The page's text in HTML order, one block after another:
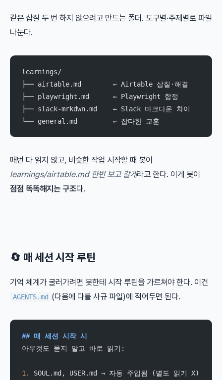
같은 삽질 두 번 하지 않으려고 만드는 폴더. 도구별·주제별로 파일
나눈다.
learnings/
├── airtable.md        ← Airtable 삽질·해결
├── playwright.md      ← Playwright 함정
├── slack-mrkdwn.md    ← Slack 마크다운 차이
└── general.md         ← 잡다한 교훈
매번 다 읽지 않고, 비슷한 작업 시작할 때 봇이
learnings/airtable.md 한번 보고 갈게라고 한다. 이게 봇이
점점 똑똑해지는 구조다.
🔄 매 세션 시작 루틴
기억 체계가 굴러가려면 봇한테 시작 루틴을 가르쳐야 한다. 이건
AGENTS.md (다음에 다룰 사규 파일)에 적어두면 된다.
## 매 세션 시작 시
아무것도 묻지 말고 바로 읽기:
1.
SOUL.md, USER.md → 자동 주입됨 (별도 읽기 X)